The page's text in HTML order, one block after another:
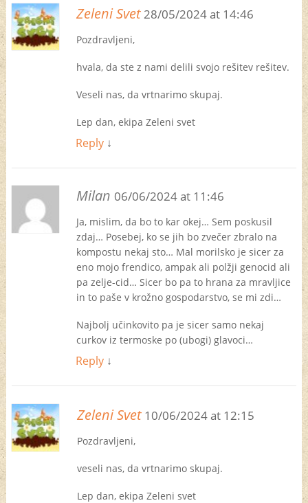
Zeleni Svet 28/05/2024 at 14:46
Pozdravljeni,
hvala, da ste z nami delili svojo rešitev rešitev.
Veseli nas, da vrtnarimo skupaj.
Lep dan, ekipa Zeleni svet
Reply ↓
Milan 06/06/2024 at 11:46
Ja, mislim, da bo to kar okej… Sem poskusil
zdaj… Posebej, ko se jih bo zvečer zbralo na
kompostu nekaj sto… Mal morilsko je sicer za
eno mojo frendico, ampak ali polžji genocid ali
pa zelje-cid… Sicer bo pa to hrana za mravljice
in to paše v krožno gospodarstvo, se mi zdi…
Najbolj učinkovito pa je sicer samo nekaj
curkov iz termoske po (ubogi) glavoci…
Reply ↓
Zeleni Svet 10/06/2024 at 12:15
Pozdravljeni,
veseli nas, da vrtnarimo skupaj.
Lep dan, ekipa Zeleni svet